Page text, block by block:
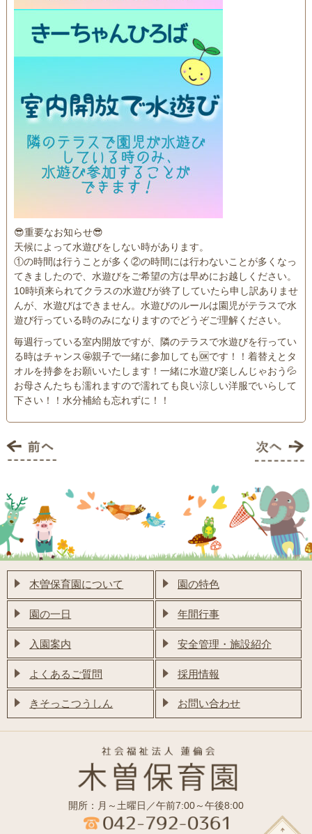
😎重要なお知らせ😎
天候によって水遊びをしない時があります。
①の時間は行うことが多く②の時間には行わないことが多くなっ
てきましたので、水遊びをご希望の方は早めにお越しください。
10時頃来られてクラスの水遊びが終了していたら申し訳ありませ
んが、水遊びはできません。水遊びのルールは園児がテラスで水
遊び行っている時のみになりますのでどうぞご理解ください。
毎週行っている室内開放ですが、隣のテラスで水遊びを行ってい
る時はチャンス🤩親子で一緒に参加しても🆗です！！着替えとタ
オルを持参をお願いいたします！一緒に水遊び楽しんじゃおう💦
お母さんたちも濡れますので濡れても良い涼しい洋服でいらして
下さい！！水分補給も忘れずに！！
木曽保育園について 園の特色
園の一日 年間行事
入園案内 安全管理・施設紹介
よくあるご質問 採用情報
きそっこつうしん お問い合わせ
開所：月～土曜日／午前7:00～午後8:00